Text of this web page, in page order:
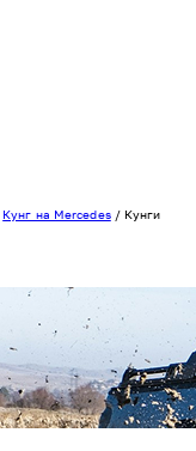
Кунг на Mercedes/ Кунги